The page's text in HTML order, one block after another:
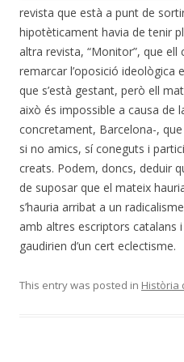
revista que està a punt de
hipotèticament havia de tenir
altra revista, “Monitor”, que ell
remarcar l’oposició ideològica
que s’està gestant, però ell
això és impossible a causa de
concretament, Barcelona-, que
si no amics, sí coneguts i
creats. Podem, doncs, deduir
de suposar que el mateix
s’hauria arribat a un
amb altres escriptors catalans
gaudirien d’un cert eclectisme.
This entry was posted in Història